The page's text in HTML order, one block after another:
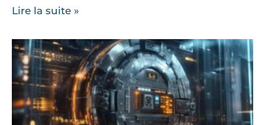
Lire la suite »